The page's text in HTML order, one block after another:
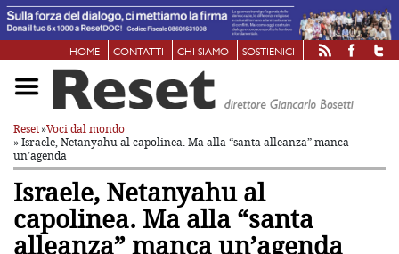
HOME CONTATTI CHI SIAMO SOSTIENICI
Reset»Voci dal mondo
» Israele, Netanyahu al capolinea. Ma alla “santa alleanza” manca
un’agenda
Israele, Netanyahu al
capolinea. Ma alla “santa
alleanza” manca un’agenda